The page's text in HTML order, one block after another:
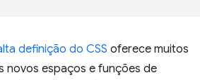
definição do CSS oferece muitos
novos espaços e funções de